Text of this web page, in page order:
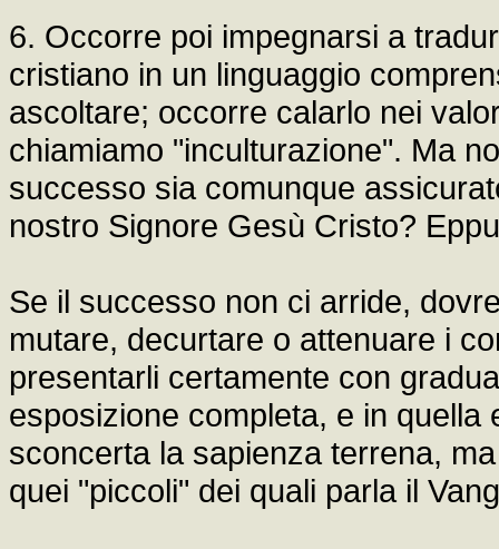
6. Occorre poi impegnarsi a
cristiano in un linguaggio
ascoltare; occorre calarlo nei
chiamiamo "inculturazione". Ma
successo sia comunque
nostro Signore Gesù Cristo?
Se il successo non ci arride,
mutare, decurtare o attenuare i
presentarli certamente con
esposizione completa, e in
sconcerta la sapienza terrena,
quei "piccoli" dei quali parla il